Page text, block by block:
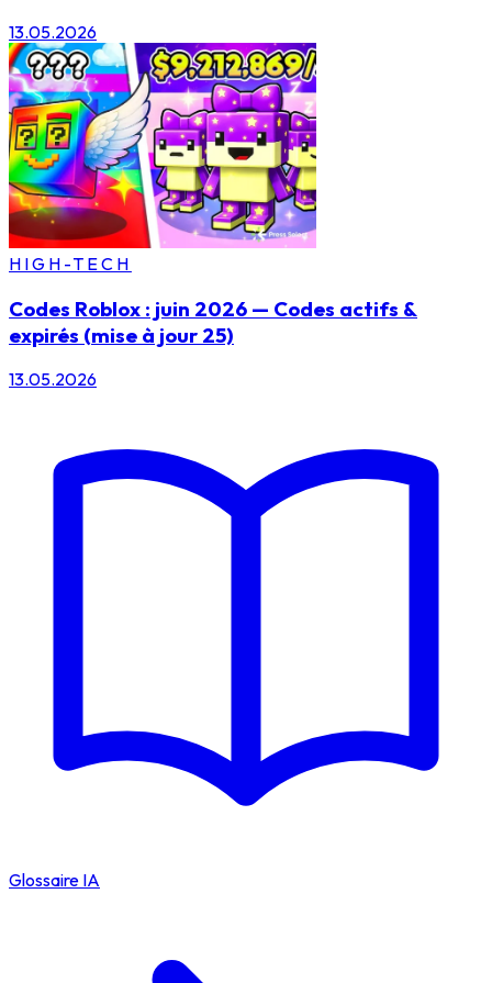
13.05.2026
HIGH-TECH
Codes Roblox : juin 2026 — Codes actifs &
expirés (mise à jour 25)
13.05.2026
Glossaire IA